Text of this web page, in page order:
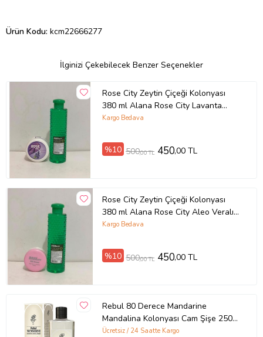
Ürün Kodu: kcm22666277
İlginizi Çekebilecek Benzer Seçenekler
Rose City Zeytin Çiçeği Kolonyası
380 ml Alana Rose City Lavanta
Kremi 85 ml Hediye
Kargo Bedava
%10 500,00 TL 450,00 TL
Rose City Zeytin Çiçeği Kolonyası
380 ml Alana Rose City Aleo Veralı
Kremi 85 ml Hediye
Kargo Bedava
%10 500,00 TL 450,00 TL
Rebul 80 Derece Mandarine
Mandalina Kolonyası Cam Şişe 250
ML
Ücretsiz / 24 Saatte Kargo